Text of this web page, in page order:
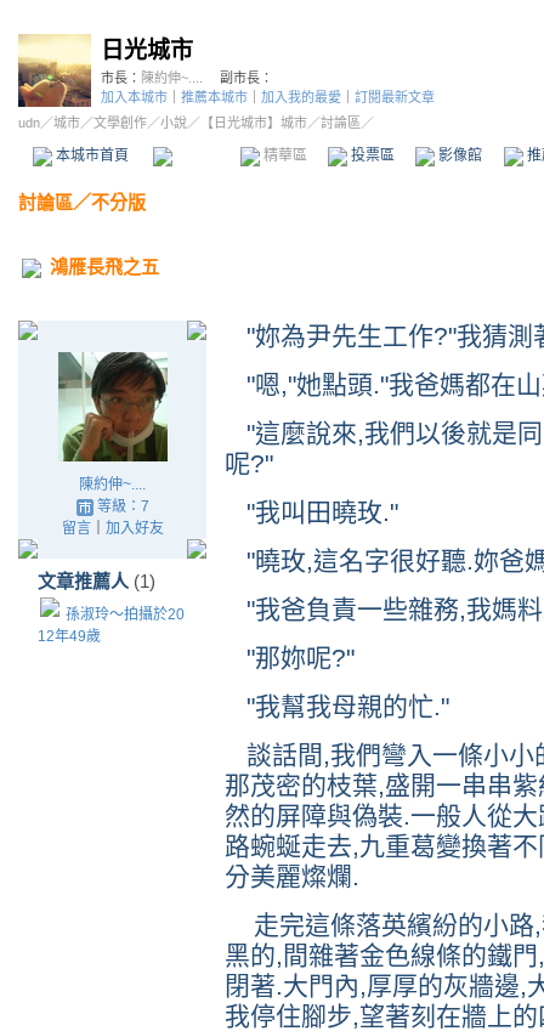
日光城市
市長： 陳約伸~....
副市長：
加入本城市
推薦本城市 加入我的最愛
訂閱最新文章
udn／城市／文學創作／小說／ 【日光城市】城市／討論區／
本城市首頁 精華區 投票區 影像館
討論區／不分版
鴻雁長飛之五
陳約伸~....
等級：7
留言｜ 加入好友
文章推薦人 (1)
孫淑玲～拍攝於20
12年49歲
"妳為尹先生工作?"我猜測
"嗯,"她點頭."我爸媽都在
"這麼說來,我們以後就是
呢?"
"我叫田曉玫."
"曉玫,這名字很好聽.妳爸
"我爸負責一些雜務,我媽
"那妳呢?"
"我幫我母親的忙."
談話間,我們彎入一條小小
那茂密的枝葉,盛開一串串
然的屏障與偽裝.一般人從
路蜿蜒走去,九重葛變換著
分美麗燦爛.
走完這條落英繽紛的小路
黑的,間雜著金色線條的鐵
閉著.大門內,厚厚的灰牆邊,
我停住腳步,望著刻在牆上